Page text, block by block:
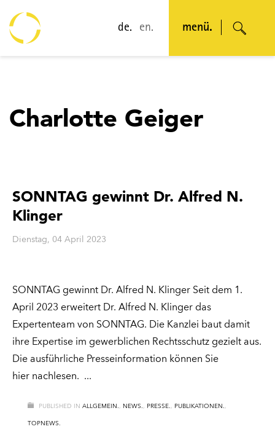
de. en. menü.
Charlotte Geiger
SONNTAG gewinnt Dr. Alfred N.
Klinger
Dienstag, 04 April 2023
SONNTAG gewinnt Dr. Alfred N. Klinger Seit dem 1.
April 2023 erweitert Dr. Alfred N. Klinger das
Expertenteam von SONNTAG. Die Kanzlei baut damit
ihre Expertise im gewerblichen Rechtsschutz gezielt aus.
Die ausführliche Presseinformation können Sie
hier nachlesen.
PUBLISHED IN ALLGEMEIN. , NEWS. , PRESSE. , PUBLIKATIONEN. ,
TOPNEWS.